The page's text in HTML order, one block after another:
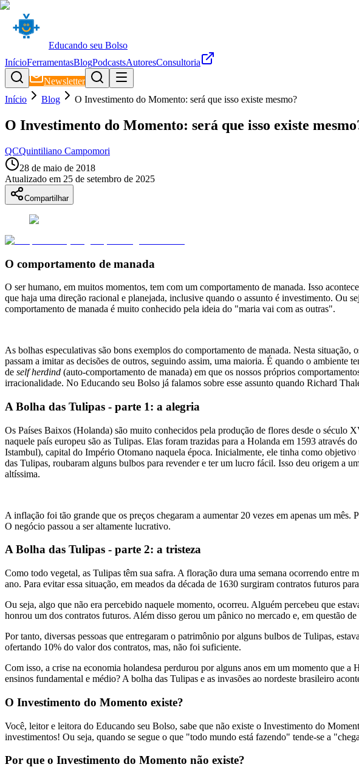
Educando seu Bolso
InícioFerramentasBlogPodcastsAutoresConsultoria
Newsletter
Início
Blog O Investimento do Momento: será que isso existe mesmo?
O Investimento do Momento: será que isso existe
QCQuintiliano Campomori
28 de maio de 2018
Atualizado em 25 de setembro de 2025
Compartilhar
O comportamento de manada
O ser humano, em muitos momentos, tem com um comportamento de manada. Isso
que haja uma direção racional e planejada, inclusive quando o assunto é investimento. Ou
comportamento de manada é muito conhecido pela ideia do "maria vai com as outras".
As bolhas especulativas são bons exemplos do comportamento de manada. Nesta
passam a imitar as decisões de outros, seguindo assim, uma maioria. É quando o
de self herdind (auto-comportamento de manada) em que os nossos próprios
irracionalidade. No Educando seu Bolso já falamos sobre esse assunto quando Richard
A Bolha das Tulipas - parte 1: a alegria
Os Países Baixos (Holanda) são muito conhecidos pela produção de flores desde o século
naquele país europeu são as Tulipas. Elas foram trazidas para a Holanda em 1593 através
Istambul), capital do Império Otomano naquela época. Inicialmente, ele tinha como
das Tulipas, roubaram alguns bulbos para revender e ter um lucro fácil. Isso deu origem a
altíssima.
A inflação foi tão grande que os preços chegaram a aumentar 20 vezes em apenas um
O negócio passou a ser altamente lucrativo.
A Bolha das Tulipas - parte 2: a tristeza
Como todo vegetal, as Tulipas têm sua safra. A floração dura uma semana ocorrendo
ano. Para evitar essa situação, em meados da década de 1630 surgiram contratos futuros
Ou seja, algo que não era percebido naquele momento, ocorreu. Alguém percebeu que
honrou um dos contratos futuros. Além disso gerou um pânico no mercado e, em questão
Por tanto, diversas pessoas que entregaram o patrimônio por alguns bulbos de Tulipas,
ofertando 10% do valor dos contratos, mas, não foi suficiente.
Com isso, a crise na economia holandesa perdurou por alguns anos em um momento que a
ensinos fundamental e médio? A bolha das Tulipas e as invasões ao nordeste brasileiro
O Investimento do Momento existe?
Você, leitor e leitora do Educando seu Bolso, sabe que não existe o Investimento do
investimentos! Ou seja, quando se segue o que "todo mundo está fazendo" tende-se a
Por que o Investimento do Momento não existe?